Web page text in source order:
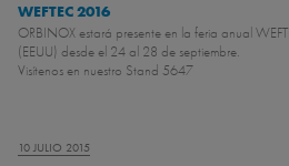
WEFTEC 2016
ORBINOX estará presente en la feria anual
(EEUU) desde el 24 al 28 de septiembre.
Visítenos en nuestro Stand 5647
10 JULIO 2015